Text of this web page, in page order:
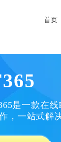
首页
是一款在
，一站式解